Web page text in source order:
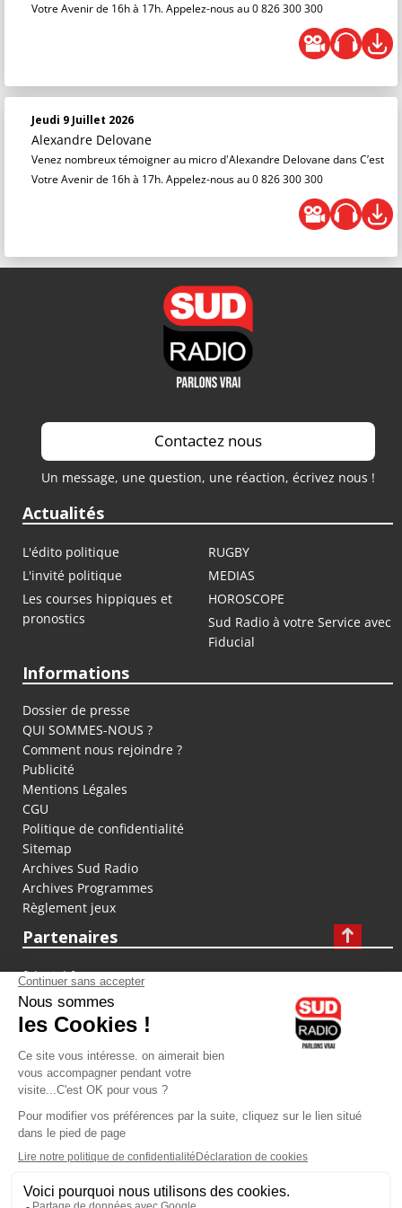
Votre Avenir de 16h à 17h. Appelez-nous au 0 826 300 300
Jeudi 9 Juillet 2026
Alexandre Delovane
Venez nombreux témoigner au micro d'Alexandre Delovane dans C’est
Votre Avenir de 16h à 17h. Appelez-nous au 0 826 300 300
Contactez nous
Un message, une question, une réaction, écrivez nous !
Actualités
L'édito politique
RUGBY
L'invité politique
MEDIAS
Les courses hippiques et
pronostics
HOROSCOPE
Sud Radio à votre Service avec
Fiducial
Informations
Dossier de presse
QUI SOMMES-NOUS ?
Comment nous rejoindre ?
Publicité
Mentions Légales
CGU
Politique de confidentialité
Sitemap
Archives Sud Radio
Archives Programmes
Règlement jeux
Partenaires
fiducial.fr
lyoncapitale.fr
olympique-et-lyonnais.com
L'application Iphone / Android
Téléchargez l'application
Les cookies
Gestion des cookies